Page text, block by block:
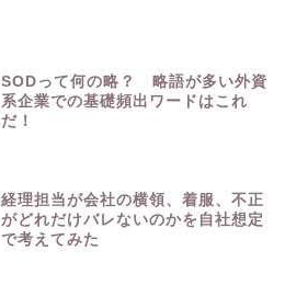
SODって何の略？ 略語が多い外資
系企業での基礎頻出ワードはこれ
だ！
経理担当が会社の横領、着服、不正
がどれだけバレないのかを自社想定
で考えてみた